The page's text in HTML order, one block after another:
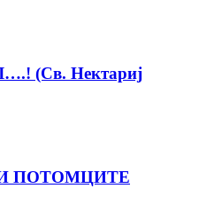
(Св. Нектариј
ПОТОМЦИТЕ